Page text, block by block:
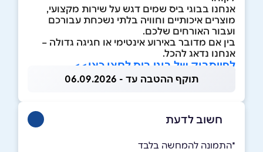
אנחנו בבוגי ביס שמים דגש על שירות מקצועי,
מוצרים איכותיים וחוויה בלתי נשכחת עבורכם
ועבור האורחים שלכם.
בין אם מדובר באירוע אינטימי או חגיגה גדולה –
אנחנו נדאג להכל.
לפייסבוק של בוגי ביס לחצו כאן>>
תוקף ההטבה עד - 06.09.2026
חשוב לדעת
*התמונה להמחשה בלבד